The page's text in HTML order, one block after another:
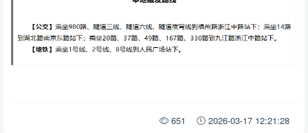
651 2026-03-17 12:21:28